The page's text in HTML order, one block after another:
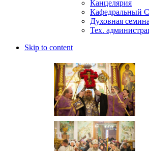
Канцелярия
Кафедральный
Духовная
Тех.
Skip to content